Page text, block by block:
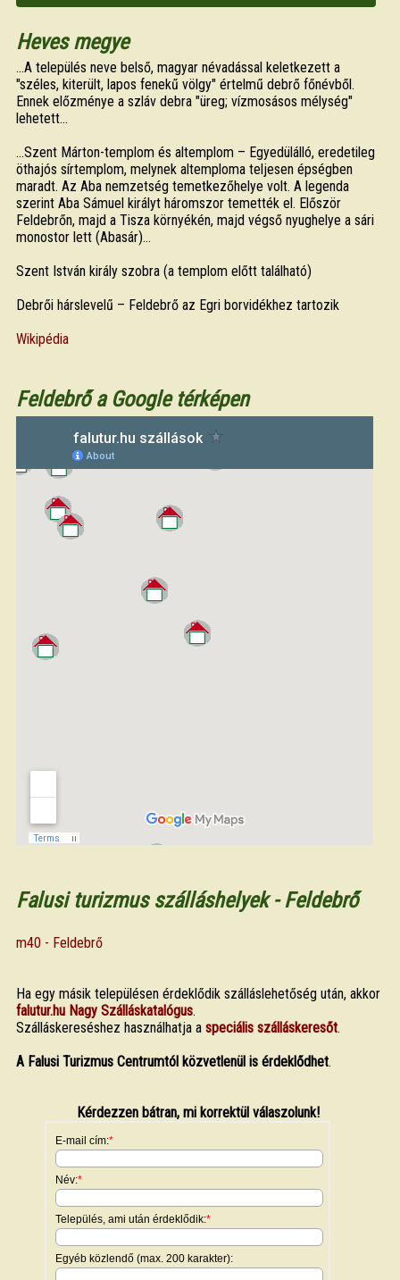
Heves megye
...A település neve belső, magyar névadással keletkezett a
"széles, kiterült, lapos fenekű völgy" értelmű debrő főnévből.
Ennek előzménye a szláv debra "üreg; vízmosásos mélység"
lehetett...
...Szent Márton-templom és altemplom – Egyedülálló, eredetileg
öthajós sírtemplom, melynek altemploma teljesen épségben
maradt. Az Aba nemzetség temetkezőhelye volt. A legenda
szerint Aba Sámuel királyt háromszor temették el. Először
Feldebrőn, majd a Tisza környékén, majd végső nyughelye a sári
monostor lett (Abasár)...
Szent István király szobra (a templom előtt található)
Debrői hárslevelű – Feldebrő az Egri borvidékhez tartozik
Wikipédia
Feldebrő a Google térképen
Falusi turizmus szálláshelyek - Feldebrő
m40 - Feldebrő
Ha egy másik településen érdeklődik szálláslehetőség után, akkor
falutur.hu Nagy Szálláskatalógus.
Szálláskereséshez használhatja a speciális szálláskeresőt.
A Falusi Turizmus Centrumtól közvetlenül is érdeklődhet.
Kérdezzen bátran, mi korrektül válaszolunk!